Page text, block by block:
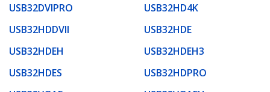
USB32DVIPRO
USB32HD4K
USB32HDDVII
USB32HDE
USB32HDEH
USB32HDEH3
USB32HDES
USB32HDPRO